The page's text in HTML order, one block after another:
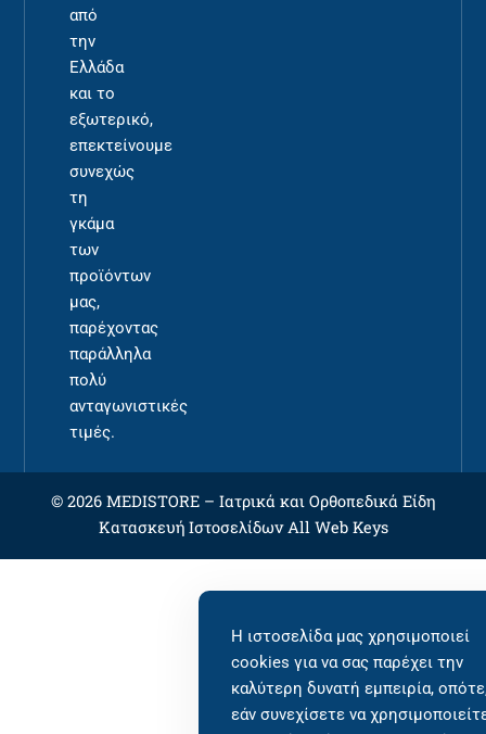
από
την
Ελλάδα
και το
εξωτερικό,
επεκτείνουμε
συνεχώς
τη
γκάμα
των
προϊόντων
μας,
παρέχοντας
παράλληλα
πολύ
ανταγωνιστικές
τιμές.
© 2026 MEDISTORE – Ιατρικά και Ορθοπεδικά Είδη
Κατασκευή ΙστοσελίδωνAll Web Keys
Η ιστοσελίδα μας χρησιμοποιεί
cookies για να σας παρέχει την
καλύτερη δυνατή εμπειρία,
εάν συνεχίσετε να